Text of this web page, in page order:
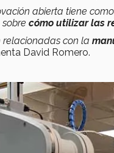
abierta tiene
cómo utilizar las
relacionadas con la
David Romero.